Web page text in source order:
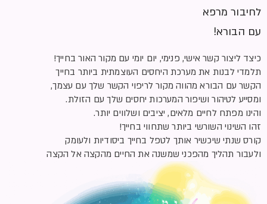
לחיבור מרפא
עם הבורא!
כיצד ליצור קשר אישי, פנימי, יום יומי עם מקור האור בחייך!
תלמדי לבנות את מערכת היחסים העוצמתית ביותר בחייך
הקשר עם הבורא מהווה מקור לריפוי הקשר שלך עם עצמך,
ומסייע לטיהור ושיפור המערכות יחסים שלך עם הזולת.
והינו מפתח לחיים מלאים, יציבים ושלווים יותר.
זהו השינוי השורשי ביותר שתחווי בחייך!
קורס שנתי שיכשיר אותך לטפל בחייך ביסודיות ולעומק
ולעבור תהליך מהפכני שמשנה את החיים מהקצה אל הקצה